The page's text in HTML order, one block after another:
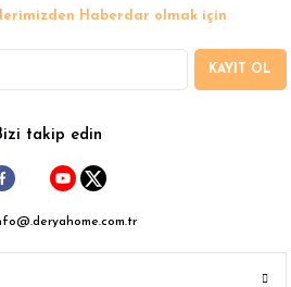
Gönder
Haberdar olmak için
KAYIT OL
takip edin